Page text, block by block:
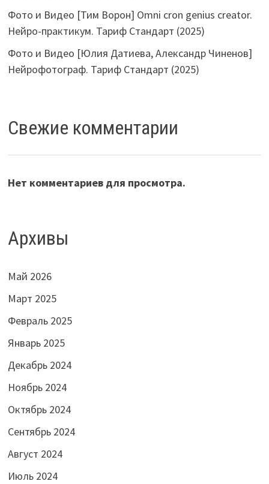
Фото и Видео [Тим Ворон] Omni cron genius creator.
Нейро-практикум. Тариф Стандарт (2025)
Фото и Видео [Юлия Датиева, Александр Чиненов]
Нейрофотограф. Тариф Стандарт (2025)
Свежие комментарии
Нет комментариев для просмотра.
Архивы
Май 2026
Март 2025
Февраль 2025
Январь 2025
Декабрь 2024
Ноябрь 2024
Октябрь 2024
Сентябрь 2024
Август 2024
Июль 2024